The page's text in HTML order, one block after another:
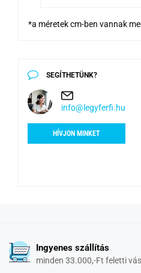
*a méretek cm-ben vannak
SEGÍTHETÜNK?
info@legyferfi.hu
HÍVJON MINKET
Ingyenes szállítás
minden 33.000,-Ft feletti